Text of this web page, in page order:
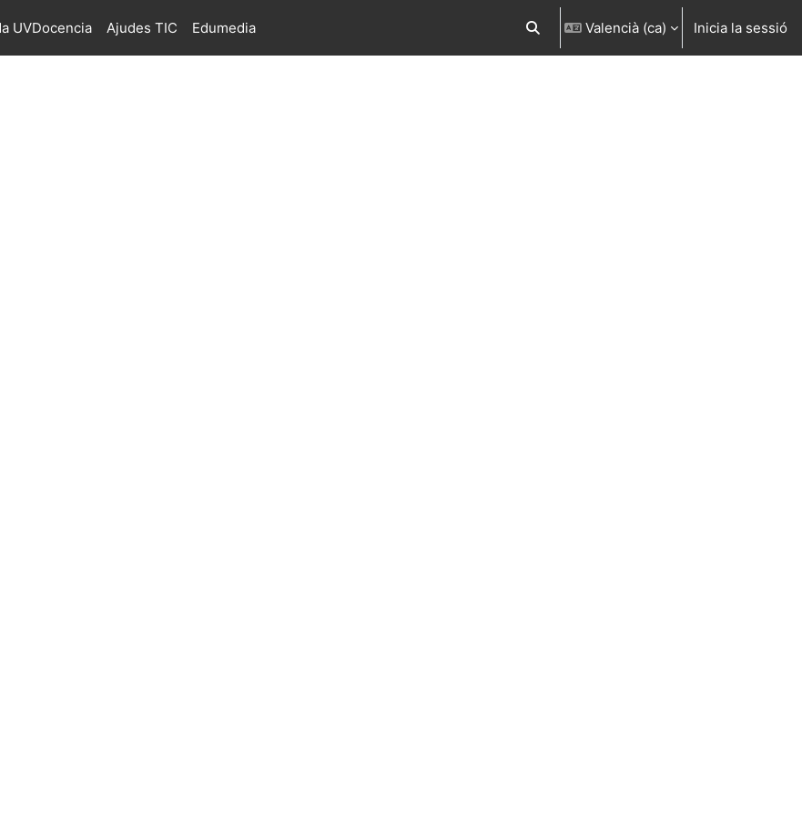
UVDocencia Ajudes TIC Edumedia Commuta l'entrada de la cerca
Valencià ‎(ca)‎ Inicia la sessió